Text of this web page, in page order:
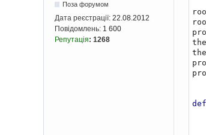
Поза форумом
Дата реєстрації: 22.08.2012
Повідомлень: 1 600
Репутація: 1268
def